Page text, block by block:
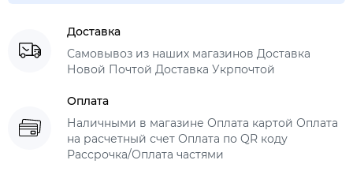
Доставка
Самовывоз из наших магазинов Доставка
Новой Почтой Доставка Укрпочтой
Оплата
Наличными в магазине Оплата картой Оплата
на расчетный счет Оплата по QR коду
Рассрочка/Оплата частями